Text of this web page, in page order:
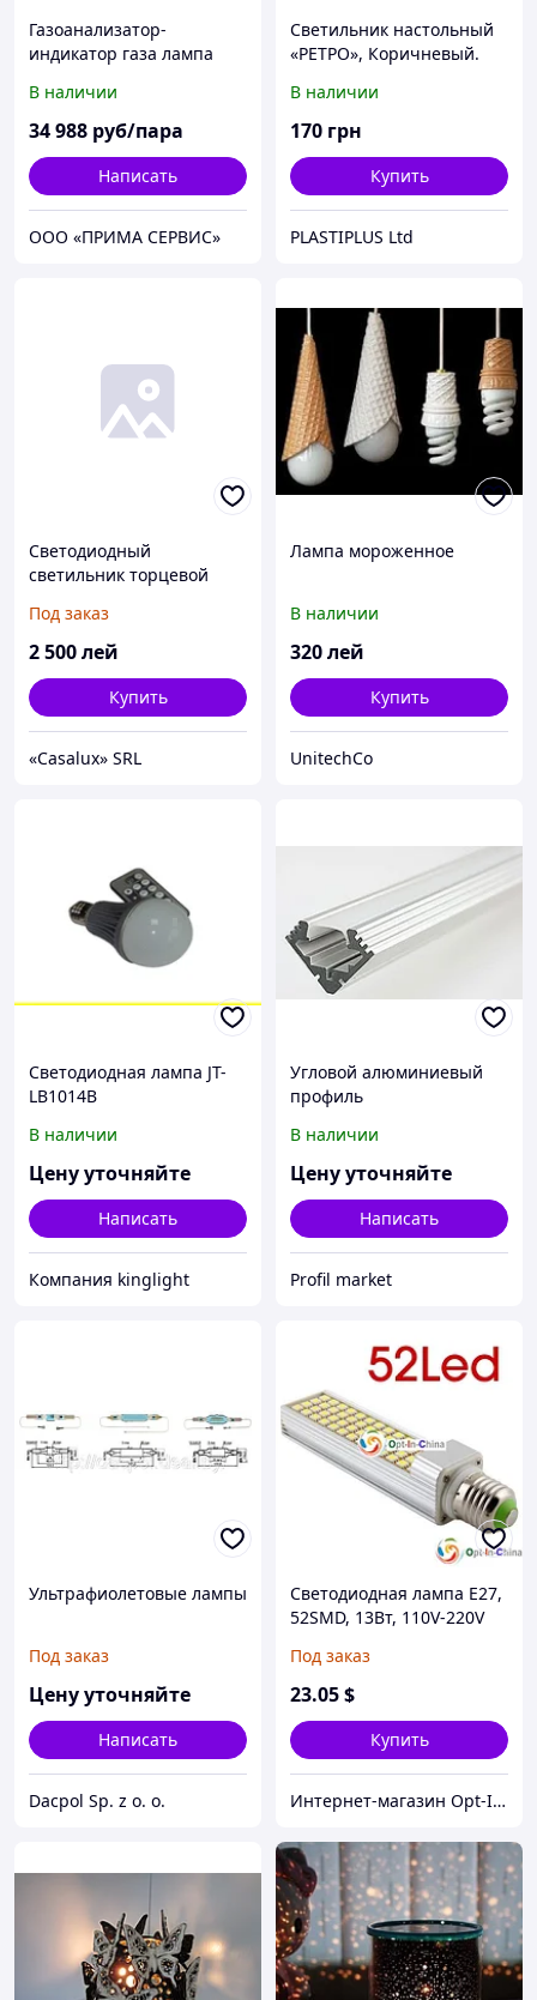
Газоанализатор-
индикатор газа лампа
В наличии
34 988 руб/пара
Написать
ООО «ПРИМА СЕРВИС»
Светильник настольный
«РЕТРО», Коричневый.
В наличии
170 грн
Купить
PLASTIPLUS Ltd
Светодиодный
светильник торцевой
Под заказ
2 500лей
Купить
«Casalux» SRL
Лампа мороженное
В наличии
320лей
Купить
UnitechCo
Светодиодная лампа JT-
LB1014B
В наличии
Цену уточняйте
Написать
Компания kinglight
Угловой алюминиевый
профиль
В наличии
Цену уточняйте
Написать
Profil market
Ультрафиолетовые лампы
Под заказ
Цену уточняйте
Написать
Dacpol Sp. z o. o.
Светодиодная лампа E27,
52SMD, 13Вт, 110V-220V
Под заказ
23.05$
Купить
Интернет-магазин Opt-In-China.ru